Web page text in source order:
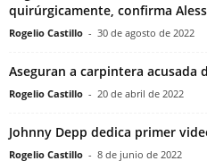
quirúrgicamente, confirma
Rogelio Castillo - 30 de agosto de 2022
Aseguran a carpintera acusada
Rogelio Castillo - 20 de abril de 2022
Johnny Depp dedica primer
Rogelio Castillo - 8 de junio de 2022